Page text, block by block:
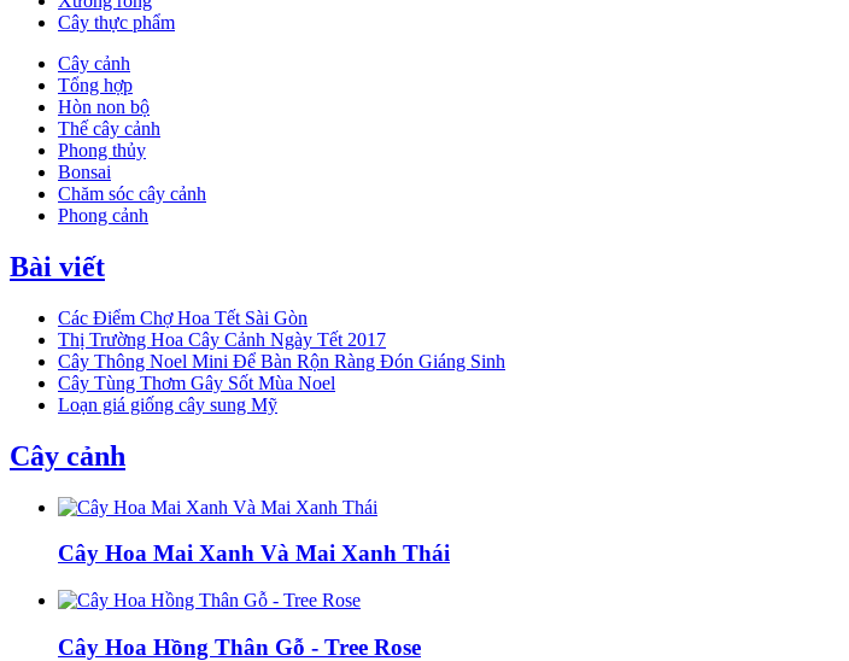
Cây thực phẩm
Cây cảnh
Tổng hợp
Hòn non bộ
Thế cây cảnh
Phong thủy
Bonsai
Chăm sóc cây cảnh
Phong cảnh
Bài viết
Các Điểm Chợ Hoa Tết Sài Gòn
Thị Trường Hoa Cây Cảnh Ngày Tết 2017
Cây Thông Noel Mini Để Bàn Rộn Ràng Đón Giáng Sinh
Cây Tùng Thơm Gây Sốt Mùa Noel
Loạn giá giống cây sung Mỹ
Cây cảnh
Cây Hoa Mai Xanh Và Mai Xanh Thái
Cây Hoa Hồng Thân Gỗ - Tree Rose